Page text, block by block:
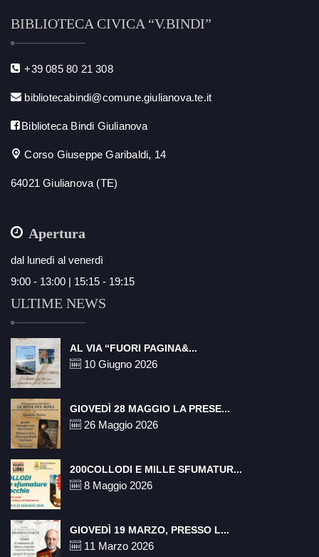
BIBLIOTECA CIVICA “V.BINDI”
+39 085 80 21 308
bibliotecabindi@comune.giulianova.te.it
Biblioteca Bindi Giulianova
Corso Giuseppe Garibaldi, 14
64021 Giulianova (TE)
Apertura
dal lunedì al venerdì
9:00 - 13:00 | 15:15 - 19:15
ULTIME NEWS
AL VIA “FUORI PAGINA&...
10 Giugno 2026
GIOVEDÌ 28 MAGGIO LA PRESE...
26 Maggio 2026
200COLLODI E MILLE SFUMATUR...
8 Maggio 2026
GIOVEDÌ 19 MARZO, PRESSO L...
11 Marzo 2026